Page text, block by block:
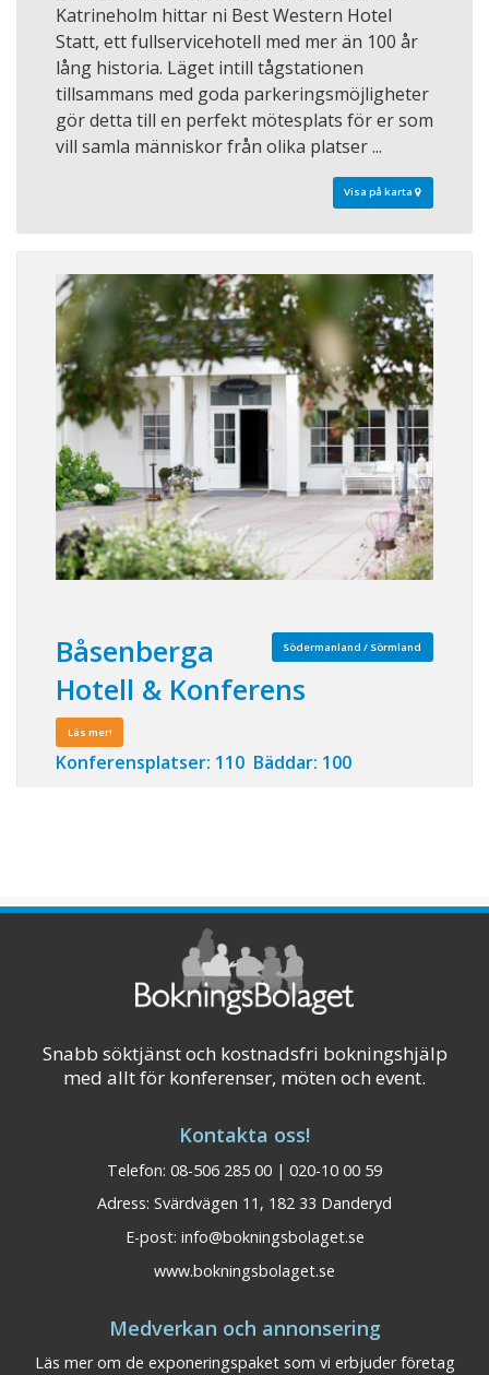
Katrineholm hittar ni Best Western Hotel
Statt, ett fullservicehotell med mer än 100 år
lång historia. Läget intill tågstationen
tillsammans med goda parkeringsmöjligheter
gör detta till en perfekt mötesplats för er som
vill samla människor från olika platser ...
Visa på karta
Södermanland / Sörmland
Båsenberga
Hotell & Konferens
Läs mer!
Konferensplatser: 110 Bäddar: 100
100 meter till första tee. Historiskt var
Båsenberga ortens fattighus. I dag är det en
hotell- och konferensanläggning i to ...
Snabb söktjänst och kostnadsfri bokningshjälp
med allt för konferenser, möten och event.
Kontakta oss!
Telefon: 08-506 285 00 | 020-10 00 59
Adress: Svärdvägen 11, 182 33 Danderyd
E-post: info@bokningsbolaget.se
www.bokningsbolaget.se
Medverkan och annonsering
Läs mer om de exponeringspaket som vi erbjuder företag